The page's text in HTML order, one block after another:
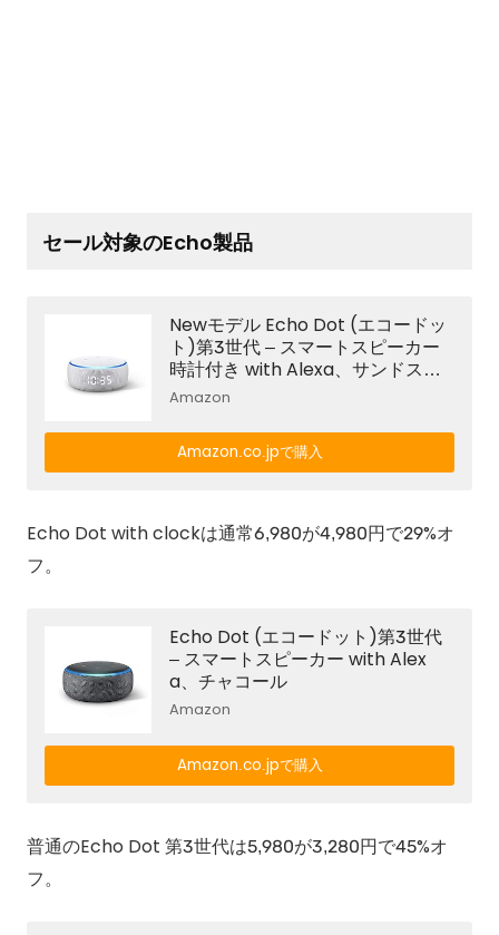
セール対象のEcho製品
Newモデル Echo Dot (エコードッ
ト)第3世代 – スマートスピーカー
時計付き with Alexa、サンドスト
ーン
Amazon
Amazon.co.jpで購入
Echo Dot with clockは通常6,980が4,980円で29%オ
フ。
Echo Dot (エコードット)第3世代
– スマートスピーカー with Alex
a、チャコール
Amazon
Amazon.co.jpで購入
普通のEcho Dot 第3世代は5,980が3,280円で45%オ
フ。